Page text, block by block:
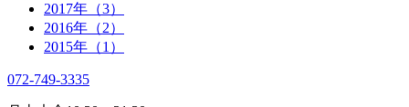
2017年（3）
2016年（2）
2015年（1）
072-749-3335